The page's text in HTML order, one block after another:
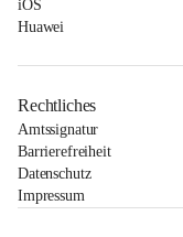
iOS
Huawei
Rechtliches
Amtssignatur
Barrierefreiheit
Datenschutz
Impressum